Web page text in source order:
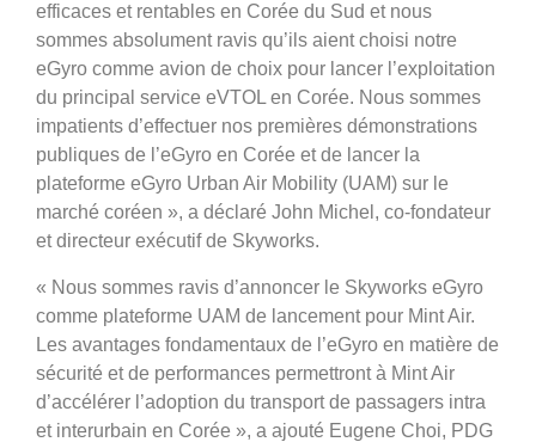
efficaces et rentables en Corée du Sud et nous
sommes absolument ravis qu’ils aient choisi notre
eGyro comme avion de choix pour lancer l’exploitation
du principal service eVTOL en Corée. Nous sommes
impatients d’effectuer nos premières démonstrations
publiques de l’eGyro en Corée et de lancer la
plateforme eGyro Urban Air Mobility (UAM) sur le
marché coréen », a déclaré John Michel, co-fondateur
et directeur exécutif de Skyworks.
« Nous sommes ravis d’annoncer le Skyworks eGyro
comme plateforme UAM de lancement pour Mint Air.
Les avantages fondamentaux de l’eGyro en matière de
sécurité et de performances permettront à Mint Air
d’accélérer l’adoption du transport de passagers intra
et interurbain en Corée », a ajouté Eugene Choi, PDG